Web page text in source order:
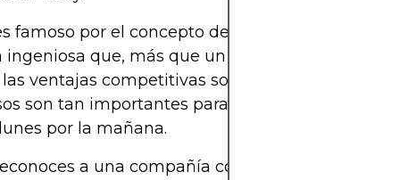
famoso por el concepto de
ingeniosa que, más que un simple juego de
ventajas competitivas sostenibles de una
son tan importantes para una empresa como
por la mañana.
a una compañía con un buen foso?